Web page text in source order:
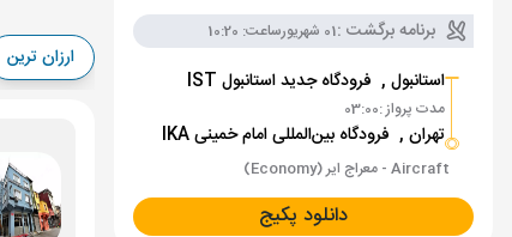
برنامه برگشت :01 شهریور ساعت: 10:20
استانبول , فرودگاه جدید استانبول IST
مدت پرواز :03:00
تهران , فرودگاه بین‌المللی امام خمینی IKA
Aircraft - معراج ایر (Economy)
دانلود پکیج
ارزان ترین